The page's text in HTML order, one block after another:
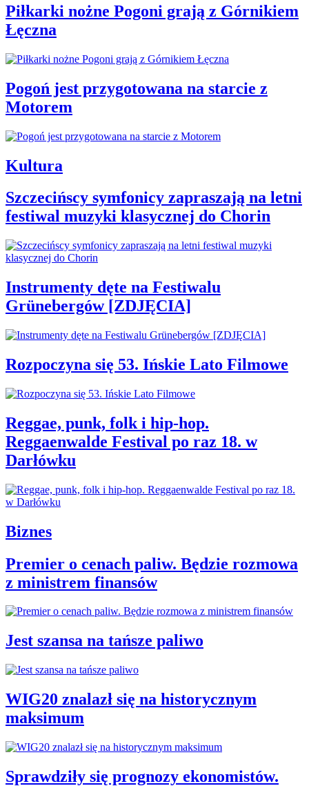
Piłkarki nożne Pogoni grają z Górnikiem
Łęczna
Pogoń jest przygotowana na starcie z
Motorem
Kultura
Szczecińscy symfonicy zapraszają na letni
festiwal muzyki klasycznej do Chorin
Instrumenty dęte na Festiwalu
Grünebergów [ZDJĘCIA]
Rozpoczyna się 53. Ińskie Lato Filmowe
Reggae, punk, folk i hip-hop.
Reggaenwalde Festival po raz 18. w
Darłówku
Biznes
Premier o cenach paliw. Będzie rozmowa
z ministrem finansów
Jest szansa na tańsze paliwo
WIG20 znalazł się na historycznym
maksimum
Sprawdziły się prognozy ekonomistów.